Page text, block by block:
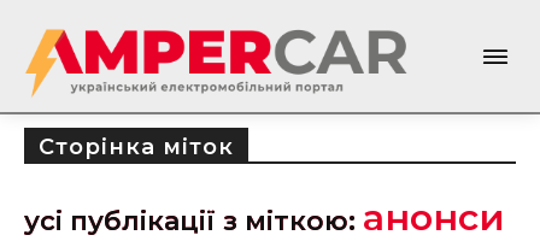
Сторінка міток
усі публікації з міткою: анонси